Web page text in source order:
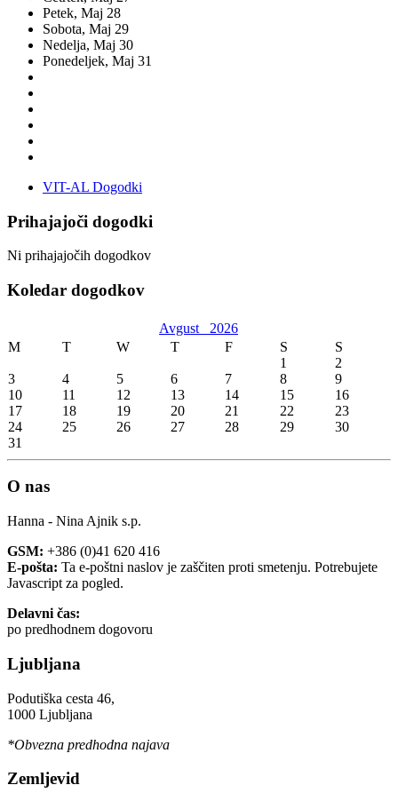
Petek, Maj 28
Sobota, Maj 29
Nedelja, Maj 30
Ponedeljek, Maj 31
VIT-AL Dogodki
Prihajajoči dogodki
Ni prihajajočih dogodkov
Koledar dogodkov
Avgust 2026
M
T W T F S
S
1
2
3
4 5 6 7 8
9
10
11 12 13 14 15
16
17
18 19 20 21 22
23
24
25 26 27 28 29
30
31
O nas
Hanna - Nina Ajnik s.p.
GSM: +386 (0)41 620 416
E-pošta: Ta e-poštni naslov je zaščiten proti smetenju. Potrebujete
Javascript za pogled.
Delavni čas:
po predhodnem dogovoru
Ljubljana
Podutiška cesta 46,
1000 Ljubljana
*Obvezna predhodna najava
Zemljevid